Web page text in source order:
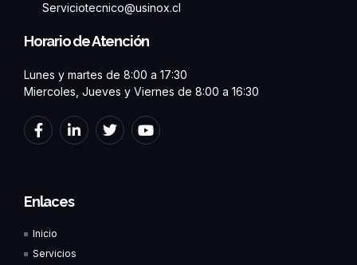
Serviciotecnico@usinox.cl
Horario de Atención
Lunes y martes de 8:00 a 17:30
Miercoles, Jueves y Viernes de 8:00 a 16:30
F
a
o
o
-
f
L
i
i
i
T
w
Y
o
Enlaces
Inicio
Servicios